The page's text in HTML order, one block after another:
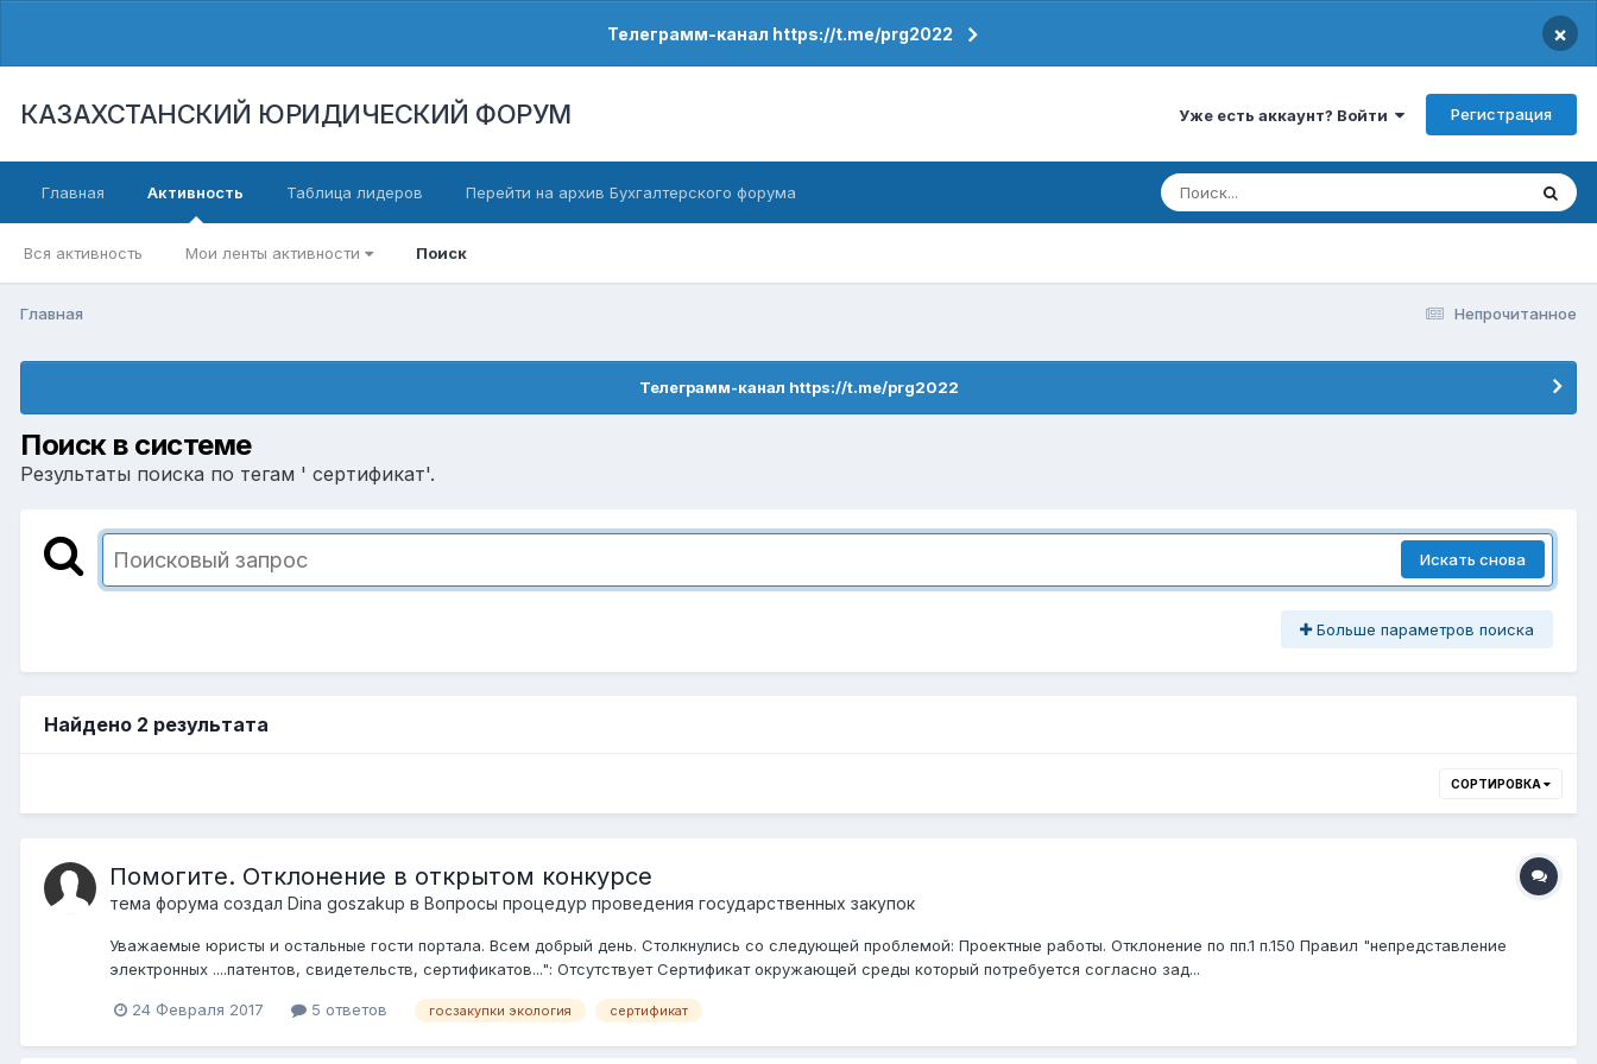
Телеграмм-канал https://t.me/prg2022 ×
КАЗАХСТАНСКИЙ ЮРИДИЧЕСКИЙ ФОРУМ Уже есть аккаунт? Войти Регистрация
Главная Активность
Вся активность Мои ленты активности Поиск
Таблица лидеров Перейти на архив Бухгалтерского форума
Непрочитанное
Главная
Телеграмм-канал https://t.me/prg2022
Поиск в системе
Результаты поиска по тегам ' сертификат'.
Искать снова
Больше параметров поиска
Найдено 2 результата
СОРТИРОВКА
Помогите. Отклонение в открытом конкурсе
тема форума создал Dina goszakup в Вопросы процедур проведения государственных закупок
Уважаемые юристы и остальные гости портала. Всем добрый день. Столкнулись со следующей проблемой: Проектные работы. Отклонение по пп.1 п.150 Правил "непредставление
электронных ....патентов, свидетельств, сертификатов...": Отсутствует Сертификат окружающей среды который потребуется согласно зад...
24 Февраля 2017 5 ответов госзакупки экология сертификат